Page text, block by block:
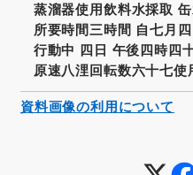
蒸溜器使用飲料水採取
所要時間三時間 自七月
行動中 四日 午後四時四
原速八浬回転数六十七使
資料画像の利用について